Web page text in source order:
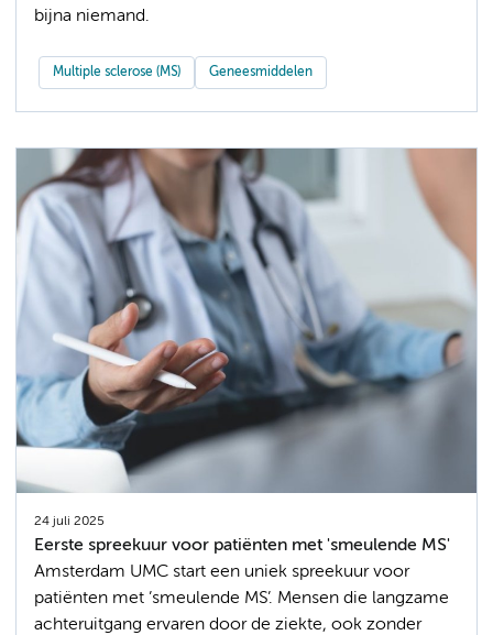
bijna niemand.
Multiple sclerose (MS) Geneesmiddelen
24 juli 2025
Eerste spreekuur voor patiënten met 'smeulende MS'
Amsterdam UMC start een uniek spreekuur voor
patiënten met ’smeulende MS’. Mensen die langzame
achteruitgang ervaren door de ziekte, ook zonder